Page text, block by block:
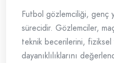
Futbol gözlemciliği,
sürecidir. Gözlemciler,
teknik becerilerini,
dayanıklılıklarını